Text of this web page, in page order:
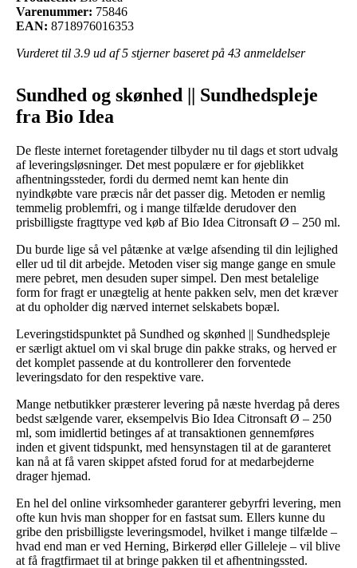
Varenummer: 75846
EAN: 8718976016353
Vurderet til 3.9 ud af 5 stjerner baseret på 43 anmeldelser
Sundhed og skønhed || Sundhedspleje
fra Bio Idea
De fleste internet foretagender tilbyder nu til dags et stort udvalg
af leveringsløsninger. Det mest populære er for øjeblikket
afhentningssteder, fordi du dermed nemt kan hente din
nyindkøbte vare præcis når det passer dig. Metoden er nemlig
temmelig problemfri, og i mange tilfælde derudover den
prisbilligste fragttype ved køb af Bio Idea Citronsaft Ø – 250 ml.
Du burde lige så vel påtænke at vælge afsending til din lejlighed
eller ud til dit arbejde. Metoden viser sig mange gange en smule
mere pebret, men desuden super simpel. Den mest betalelige
form for fragt er unægtelig at hente pakken selv, men det kræver
at du opholder dig nærved internet selskabets bopæl.
Leveringstidspunktet på Sundhed og skønhed || Sundhedspleje
er særligt aktuel om vi skal bruge din pakke straks, og herved er
det komplet passende at du kontrollerer den forventede
leveringsdato for den respektive vare.
Mange netbutikker præsterer levering på næste hverdag på deres
bedst sælgende varer, eksempelvis Bio Idea Citronsaft Ø – 250
ml, som imidlertid betinges af at transaktionen gennemføres
inden et givent tidspunkt, med hensynstagen til at de garanteret
kan nå at få varen skippet afsted forud for at medarbejderne
drager hjemad.
En hel del online virksomheder garanterer gebyrfri levering, men
ofte kun hvis man shopper for en fastsat sum. Ellers kunne du
gribe den prisbilligste leveringsmodel, hvilket i mange tilfælde –
hvad end man er ved Herning, Birkerød eller Gilleleje – vil blive
at få fragtfirmaet til at bringe pakken til et afhentningssted.